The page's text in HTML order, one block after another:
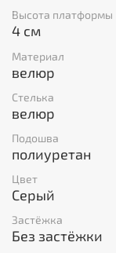
Высота платформы
4 см
Материал
велюр
Стелька
велюр
Подошва
полиуретан
Цвет
Серый
Застёжка
Без застёжки